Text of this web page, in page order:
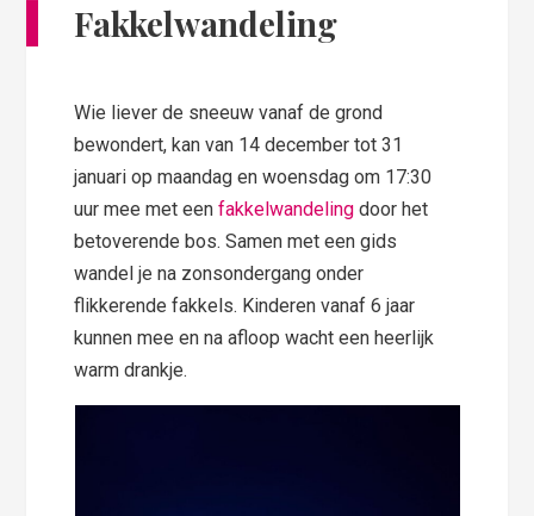
Fakkelwandeling
Wie liever de sneeuw vanaf de grond
bewondert, kan van 14 december tot 31
januari op maandag en woensdag om 17:30
uur mee met eenfakkelwandeling door het
betoverende bos. Samen met een gids
wandel je na zonsondergang onder
flikkerende fakkels. Kinderen vanaf 6 jaar
kunnen mee en na afloop wacht een heerlijk
warm drankje.